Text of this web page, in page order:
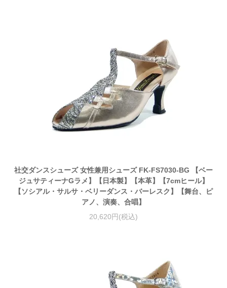
社交ダンスシューズ 女性兼用シューズ FK-FS7030-BG 【ベー
ジュサティーナGラメ】【日本製】【本革】【7cmヒール】
【ソシアル・サルサ・ベリーダンス・バーレスク】【舞台、ピ
アノ、演奏、合唱】
20,620円(税込)